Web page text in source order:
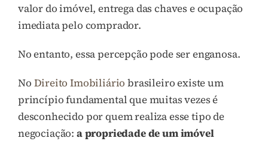
valor do imóvel, entrega das chaves e ocupação
imediata pelo comprador.
No entanto, essa percepção pode ser enganosa.
No Direito Imobiliário brasileiro existe um
princípio fundamental que muitas vezes é
desconhecido por quem realiza esse tipo de
negociação: a propriedade de um imóvel